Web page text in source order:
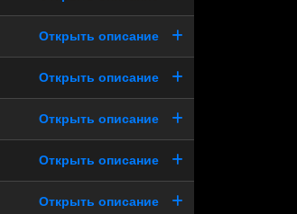
Открыть описание
Открыть описание
Открыть описание
Открыть описание
Открыть описание